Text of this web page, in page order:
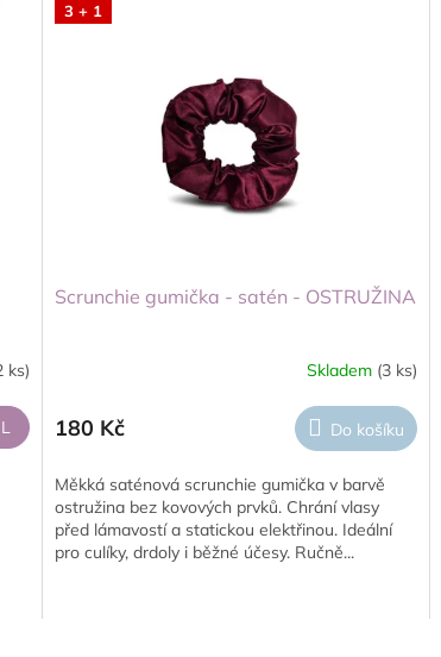
ks)
3 + 1
Scrunchie gumička - satén - OSTRUŽINA
Skladem (3 ks)
180 Kč Do košíku
Měkká saténová scrunchie gumička v barvě
ostružina bez kovových prvků. Chrání vlasy
před lámavostí a statickou elektřinou. Ideální
pro culíky, drdoly i běžné účesy. Ručně...